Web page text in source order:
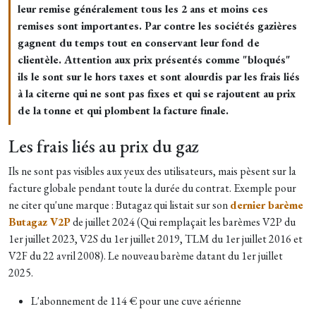
leur remise généralement tous les 2 ans et moins ces
remises sont importantes. Par contre les sociétés gazières
gagnent du temps tout en conservant leur fond de
clientèle. Attention aux prix présentés comme "bloqués"
ils le sont sur le hors taxes et sont alourdis par les frais liés
à la citerne qui ne sont pas fixes et qui se rajoutent au prix
de la tonne et qui plombent la facture finale.
Les frais liés au prix du gaz
Ils ne sont pas visibles aux yeux des utilisateurs, mais pèsent sur la
facture globale pendant toute la durée du contrat. Exemple pour
ne citer qu'une marque : Butagaz qui listait sur sondernier barème
Butagaz V2Pde juillet 2024 (Qui remplaçait les barèmes V2P du
1er juillet 2023, V2S du 1er juillet 2019, TLM du 1er juillet 2016 et
V2F du 22 avril 2008). Le nouveau barème datant du 1er juillet
2025.
L'abonnement de 114 € pour une cuve aérienne